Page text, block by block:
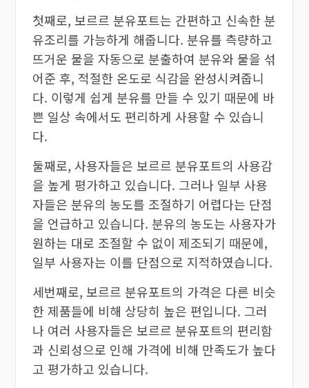
첫째로, 보르르 분유포트는 간편하고 신속한 분
유조리를 가능하게 해줍니다. 분유를 측량하고
뜨거운 물을 자동으로 분출하여 분유와 물을 섞
어준 후, 적절한 온도로 식감을 완성시켜줍니
다. 이렇게 쉽게 분유를 만들 수 있기 때문에 바
쁜 일상 속에서도 편리하게 사용할 수 있습니
다.
둘째로, 사용자들은 보르르 분유포트의 사용감
을 높게 평가하고 있습니다. 그러나 일부 사용
자들은 분유의 농도를 조절하기 어렵다는 단점
을 언급하고 있습니다. 분유의 농도는 사용자가
원하는 대로 조절할 수 없이 제조되기 때문에,
일부 사용자는 이를 단점으로 지적하였습니다.
세번째로, 보르르 분유포트의 가격은 다른 비슷
한 제품들에 비해 상당히 높은 편입니다. 그러
나 여러 사용자들은 보르르 분유포트의 편리함
과 신뢰성으로 인해 가격에 비해 만족도가 높다
고 평가하고 있습니다.